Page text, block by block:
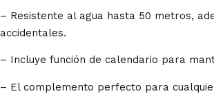
– Resistente al agua hasta 50 metros,
accidentales.
– Incluye función de calendario para
– El complemento perfecto para